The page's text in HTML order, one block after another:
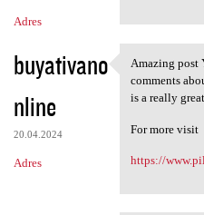
Adres
buyativano
nline
20.04.2024
Adres
Amazing
Amazing post
comments
is a really
For more visit
https://